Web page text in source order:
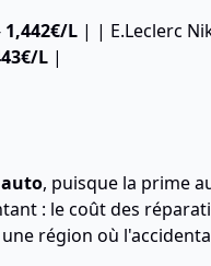
1,442€/L | | E.Leclerc
L |
auto, puisque la prime
: le coût des
région où